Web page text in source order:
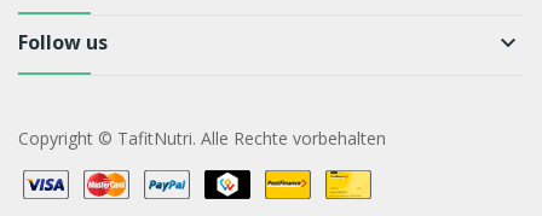
Follow us keyboard_arrow_down
Copyright © TafitNutri. Alle Rechte vorbehalten